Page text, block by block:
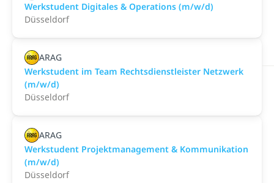
Werkstudent Digitales & Operations (m/w/d)
Düsseldorf
ARAG
Werkstudent im Team Rechtsdienstleister Netzwerk
(m/w/d)
Düsseldorf
ARAG
Werkstudent Projektmanagement & Kommunikation
(m/w/d)
Düsseldorf